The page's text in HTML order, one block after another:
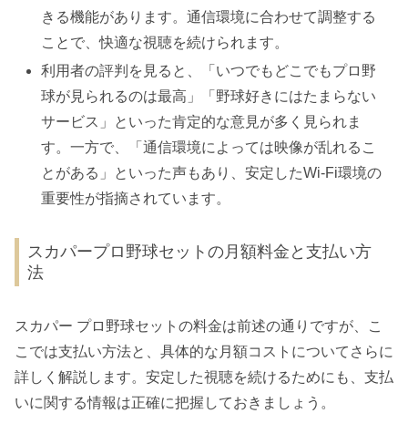
きる機能があります。通信環境に合わせて調整する
ことで、快適な視聴を続けられます。
利用者の評判を見ると、「いつでもどこでもプロ野
球が見られるのは最高」「野球好きにはたまらない
サービス」といった肯定的な意見が多く見られま
す。一方で、「通信環境によっては映像が乱れるこ
とがある」といった声もあり、安定したWi-Fi環境の
重要性が指摘されています。
スカパープロ野球セットの月額料金と支払い方
法
スカパー プロ野球セットの料金は前述の通りですが、こ
こでは支払い方法と、具体的な月額コストについてさらに
詳しく解説します。安定した視聴を続けるためにも、支払
いに関する情報は正確に把握しておきましょう。